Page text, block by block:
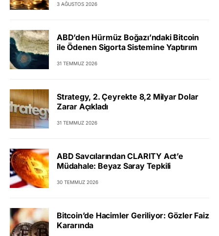
3 AĞUSTOS 2026
ABD’den Hürmüz Boğazı’ndaki Bitcoin
ile Ödenen Sigorta Sistemine Yaptırım
31 TEMMUZ 2026
Strategy, 2. Çeyrekte 8,2 Milyar Dolar
Zarar Açıkladı
31 TEMMUZ 2026
ABD Savcılarından CLARITY Act’e
Müdahale: Beyaz Saray Tepkili
30 TEMMUZ 2026
Bitcoin’de Hacimler Geriliyor: Gözler Faiz
Kararında